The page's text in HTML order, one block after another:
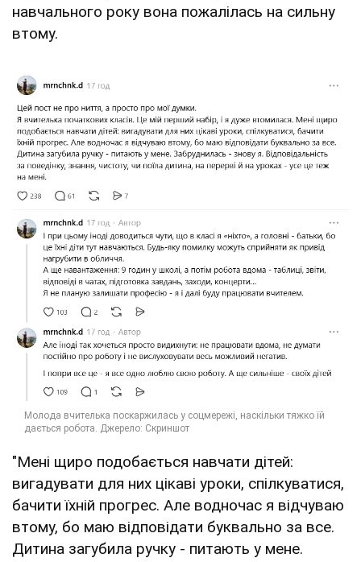
навчального року вона пожалілась на сильну
втому.
"Мені щиро подобається навчати дітей:
вигадувати для них цікаві уроки, спілкуватися,
бачити їхній прогрес. Але водночас я відчуваю
втому, бо маю відповідати буквально за все.
Дитина загубила ручку - питають у мене.